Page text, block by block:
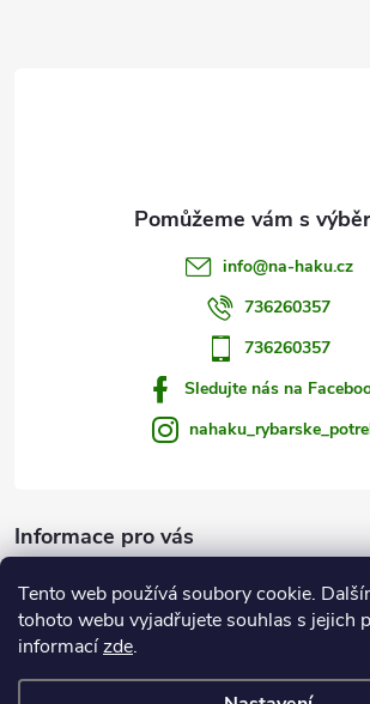
Tento web používá soubory cookie.
tohoto webu vyjadřujete souhlas s jejich
informacízde.
a
Informace pro vás
Zprávy od vody
info@na-haku.cz
736260357
736260357
Sledujte nás na